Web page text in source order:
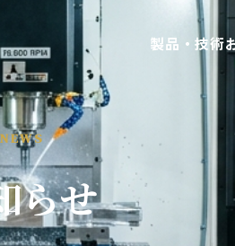
製品・技術
NEWS
らせ